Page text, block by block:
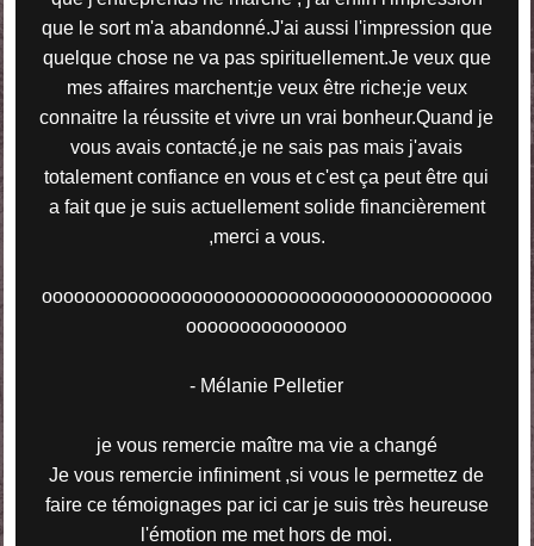
que le sort m'a abandonné.J'ai aussi l'impression que
quelque chose ne va pas spirituellement.Je veux que
mes affaires marchent;je veux être riche;je veux
connaitre la réussite et vivre un vrai bonheur.Quand je
vous avais contacté,je ne sais pas mais j'avais
totalement confiance en vous et c'est ça peut être qui
a fait que je suis actuellement solide financièrement
,merci a vous.
oooooooooooooooooooooooooooooooooooooooooo
ooooooooooooooo
- Mélanie Pelletier
je vous remercie maître ma vie a changé
Je vous remercie infiniment ,si vous le permettez de
faire ce témoignages par ici car je suis très heureuse
l'émotion me met hors de moi.